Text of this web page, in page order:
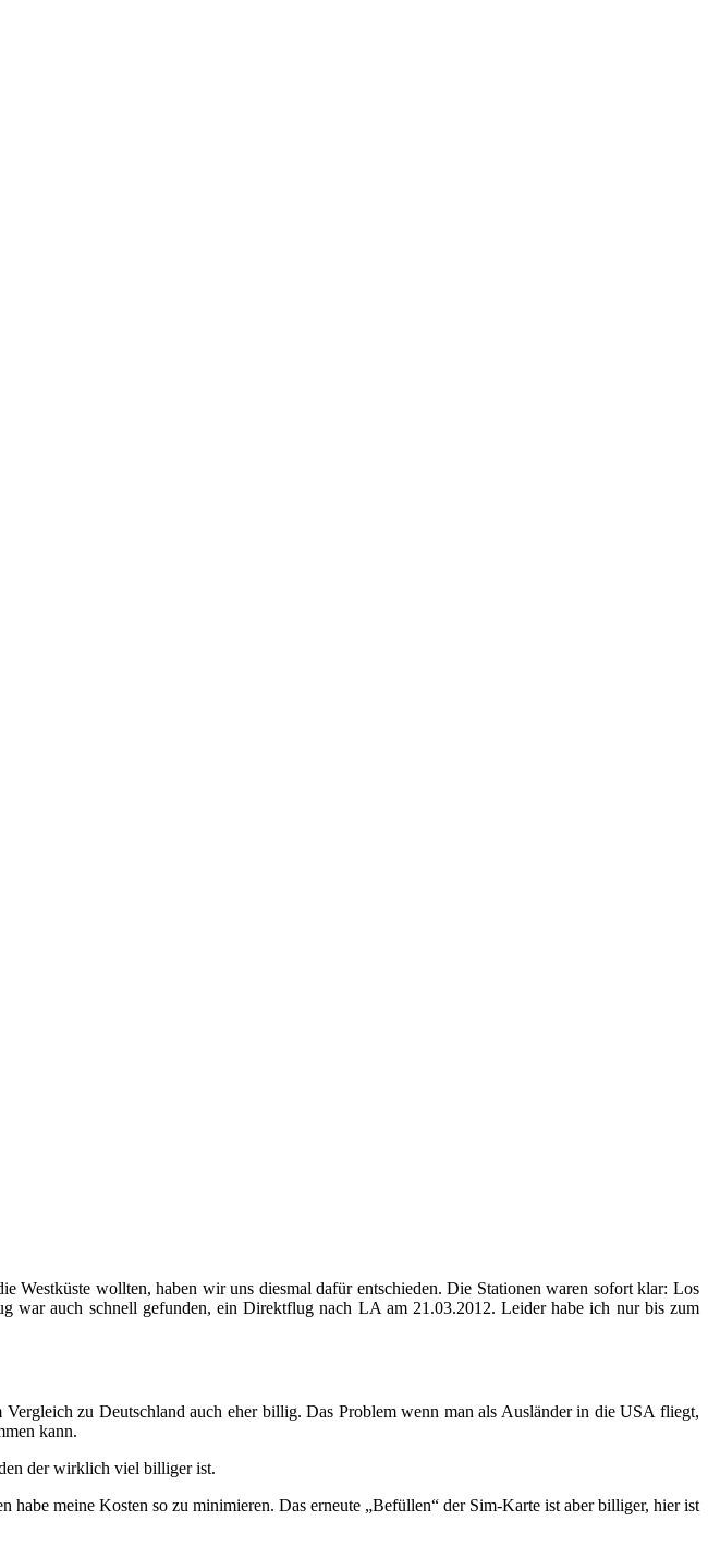
wollten, haben wir uns diesmal dafür entschieden. Die Stationen waren sofort klar: Los
war auch schnell gefunden, ein Direktflug nach LA am 21.03.2012. Leider habe ich nur bis zum
zu Deutschland auch eher billig. Das Problem wenn man als Ausländer in die USA fliegt,
kann.
der wirklich viel billiger ist.
habe meine Kosten so zu minimieren. Das erneute „Befüllen“ der Sim-Karte ist aber billiger, hier ist